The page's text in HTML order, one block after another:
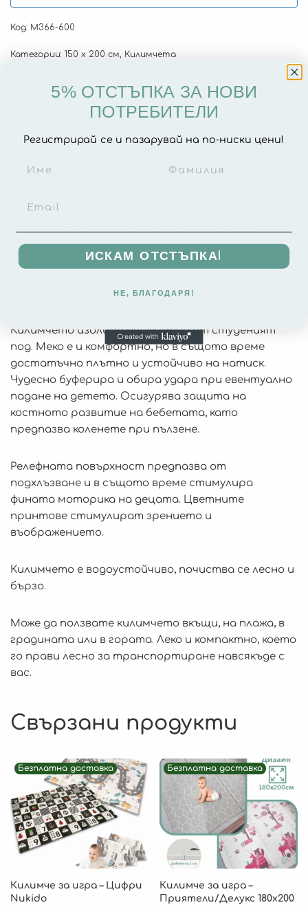
Код: М366-600
Категории: 150 х 200 см, Килимчета
Описание Допълнителна информация
от XPE пяна. Материалът, от който е
изработено килимчето е нетоксичен и напълзо
от деца, дори и в най-ранна възраст.
Килимчето изолира перфектно от студеният
под. Меко е и комфортно, но в същото време
достатъчно плътно и устойчиво на натиск.
Чудесно буферира и обира удара при евентуално
падане на детето. Осигурява защита на
костното развитие на бебетата, като
предпазва коленете при пълзене.
Релефната повърхност предпазва от
подхлъзване и в същото време стимулира
фината моторика на децата. Цветните
принтове стимулират зрението и
въображението.
Килимчето е водоустойчиво, почиства се лесно и
бързо.
Може да ползвате килимчето вкъщи, на плажа, в
градината или в гората. Леко и компактно, което
го прави лесно за транспортиране навсякъде с
вас.
Свързани продукти
Безплатна доставка
Килимче за игра – Цифри
Nukido
Безплатна доставка
Килимче за игра –
Приятели/Делукс 180х200
5% ОТСТЪПКА ЗА НОВИ
ПОТРЕБИТЕЛИ
Регистрирай се и пазарувай на по-ниски цени!
ИСКАМ ОТСТЪПКА!
НЕ, БЛАГОДАРЯ!